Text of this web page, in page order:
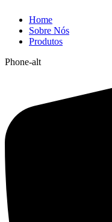
Home
Sobre Nós
Produtos
Phone-alt